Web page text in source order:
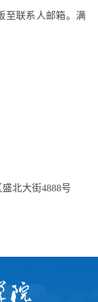
联系人邮箱。满
北大街4888号